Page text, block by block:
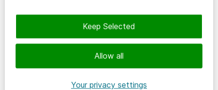
Event och webinar
Kundcase
Allow all
Keep Selected
Your privacy settings